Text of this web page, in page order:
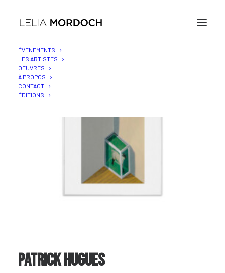
ÉVENEMENTS
LES ARTISTES
OEUVRES
À PROPOS
CONTACT
ÉDITIONS
PATRICK HUGUES